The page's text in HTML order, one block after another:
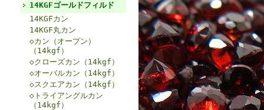
14KGFゴールドフィルド
14KGFカン
14KGF丸カン
◇カン（オープン）
（14kgf）
◇クローズカン（14kgf）
◇オーバルカン（14kgf）
◇スクエアカン（14kgf）
◇トライアングルカン
（14kgf）